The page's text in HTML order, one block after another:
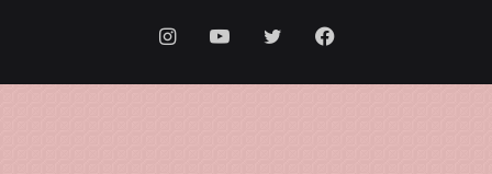
فيسبوك تويتر يوتيوبانستقرام